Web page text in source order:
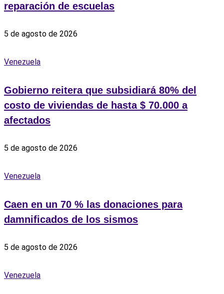
reparación de escuelas
5 de agosto de 2026
Venezuela
Gobierno reitera que subsidiará 80% del
costo de viviendas de hasta $ 70.000 a
afectados
5 de agosto de 2026
Venezuela
Caen en un 70 % las donaciones para
damnificados de los sismos
5 de agosto de 2026
Venezuela